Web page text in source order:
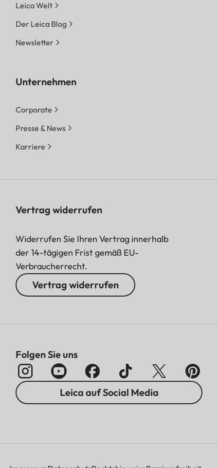
Leica Welt
Der Leica Blog
Newsletter
Unternehmen
Corporate
Presse & News
Karriere
Vertrag widerrufen
Widerrufen Sie Ihren Vertrag innerhalb
der 14-tägigen Frist gemäß EU-
Verbraucherrecht.
Vertrag widerrufen
Folgen Sie uns
Leica auf Social Media